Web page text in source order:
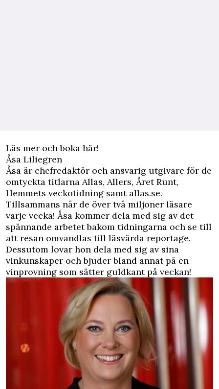
Läs mer och boka här!
Åsa Liliegren
Åsa är chefredaktör och ansvarig utgivare för de
omtyckta titlarna Allas, Allers, Året Runt,
Hemmets veckotidning samt allas.se.
Tillsammans når de över två miljoner läsare
varje vecka! Åsa kommer dela med sig av det
spännande arbetet bakom tidningarna och se till
att resan omvandlas till läsvärda reportage.
Dessutom lovar hon dela med sig av sina
vinkunskaper och bjuder bland annat på en
vinprovning som sätter guldkant på veckan!